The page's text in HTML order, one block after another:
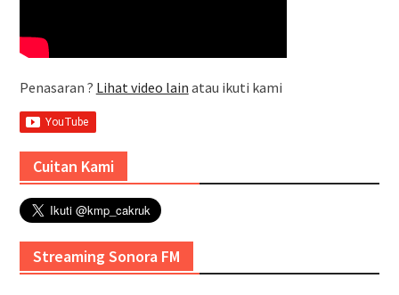
Penasaran ? Lihat video lain atau ikuti kami
Cuitan Kami
Streaming Sonora FM